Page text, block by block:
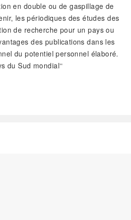
en double ou de gaspillage de
les périodiques des études des
de recherche pour un pays ou
des publications dans les
du potentiel personnel élaboré.
Sud mondial‘‘